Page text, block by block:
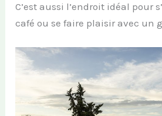
C’est aussi l’endroit idéal pour
café ou se faire plaisir avec un